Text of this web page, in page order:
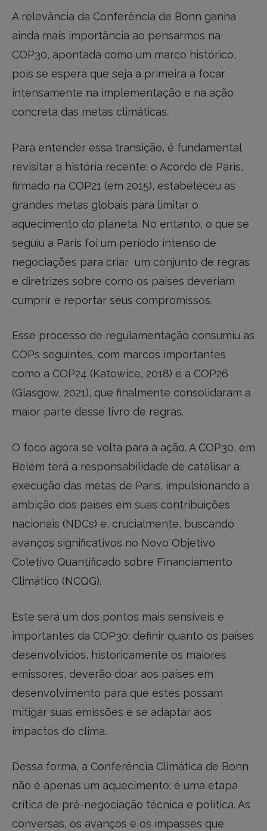
A relevância da Conferência de Bonn ganha
ainda mais importância ao pensarmos na
COP30, apontada como um marco histórico,
pois se espera que seja a primeira a focar
intensamente na implementação e na ação
concreta das metas climáticas.
Para entender essa transição, é fundamental
revisitar a história recente: o Acordo de Paris,
firmado na COP21 (em 2015), estabeleceu as
grandes metas globais para limitar o
aquecimento do planeta. No entanto, o que se
seguiu a Paris foi um período intenso de
negociações para criar um conjunto de regras
e diretrizes sobre como os países deveriam
cumprir e reportar seus compromissos.
Esse processo de regulamentação consumiu as
COPs seguintes, com marcos importantes
como a COP24 (Katowice, 2018) e a COP26
(Glasgow, 2021), que finalmente consolidaram a
maior parte desse livro de regras.
O foco agora se volta para a ação. A COP30, em
Belém terá a responsabilidade de catalisar a
execução das metas de Paris, impulsionando a
ambição dos países em suas contribuições
nacionais (NDCs) e, crucialmente, buscando
avanços significativos no Novo Objetivo
Coletivo Quantificado sobre Financiamento
Climático (NCQG).
Este será um dos pontos mais sensíveis e
importantes da COP30: definir quanto os países
desenvolvidos, historicamente os maiores
emissores, deverão doar aos países em
desenvolvimento para que estes possam
mitigar suas emissões e se adaptar aos
impactos do clima.
Dessa forma, a Conferência Climática de Bonn
não é apenas um aquecimento; é uma etapa
crítica de pré-negociação técnica e política. As
conversas, os avanços e os impasses que